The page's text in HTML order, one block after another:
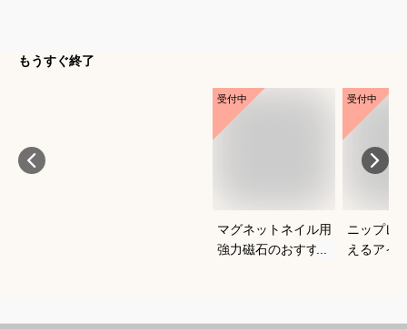
もうすぐ終了
受付中
マグネットネイル用
強力磁石のおすすめ
受付中
ニップレ
えるアイ